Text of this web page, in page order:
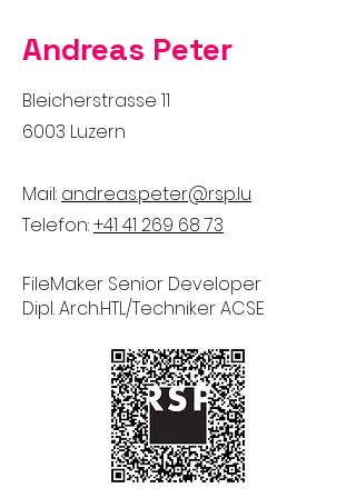
Andreas Peter
Bleicherstrasse 11
6003 Luzern
Mail: andreas.peter@rsp.lu
Telefon:​​+41 41 269 68 73
FileMaker Senior Developer
Dipl. Arch.HTL/Techniker ACSE